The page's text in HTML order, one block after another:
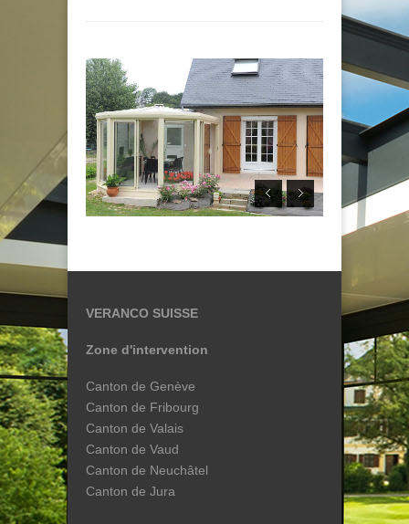
VERANCO SUISSE
Zone d'intervention
Canton de Genève
Canton de Fribourg
Canton de Valais
Canton de Vaud
Canton de Neuchâtel
Canton de Jura